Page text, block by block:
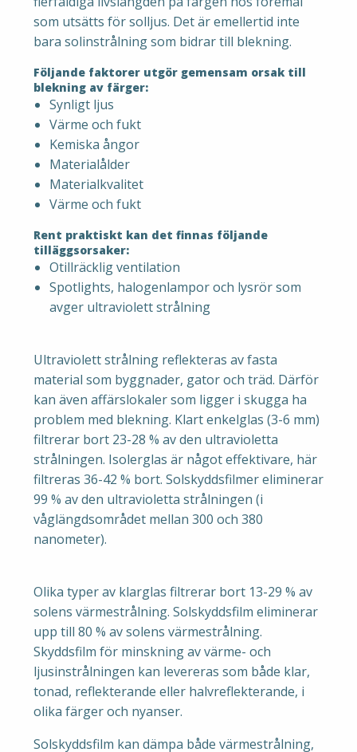
som utsätts för solljus. Det är emellertid inte
bara solinstrålning som bidrar till blekning.
Följande faktorer utgör gemensam orsak till
blekning av färger:
Synligt ljus
Värme och fukt
Kemiska ångor
Materialålder
Materialkvalitet
Värme och fukt
Rent praktiskt kan det finnas följande
tilläggsorsaker:
Otillräcklig ventilation
Spotlights, halogenlampor och lysrör som
avger ultraviolett strålning
Ultraviolett strålning reflekteras av fasta
material som byggnader, gator och träd. Därför
kan även affärslokaler som ligger i skugga ha
problem med blekning. Klart enkelglas (3-6 mm)
filtrerar bort 23-28 % av den ultravioletta
strålningen. Isolerglas är något effektivare, här
filtreras 36-42 % bort. Solskyddsfilmer eliminerar
99 % av den ultravioletta strålningen (i
våglängdsområdet mellan 300 och 380
nanometer).
Olika typer av klarglas filtrerar bort 13-29 % av
solens värmestrålning. Solskyddsfilm eliminerar
upp till 80 % av solens värmestrålning.
Skyddsfilm för minskning av värme- och
ljusinstrålningen kan levereras som både klar,
tonad, reflekterande eller halvreflekterande, i
olika färger och nyanser.
Solskyddsfilm kan dämpa både värmestrålning,